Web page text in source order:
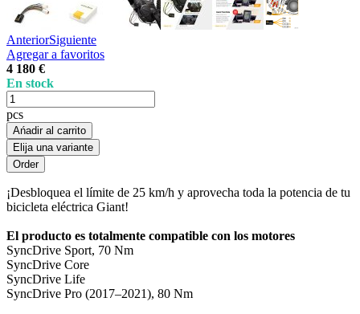
AnteriorSiguiente
Agregar a favoritos
4 180 €
En stock
pcs
Ańadir al carrito
Elija una variante
¡Desbloquea el límite de 25 km/h y aprovecha toda la potencia de tu
bicicleta eléctrica Giant!
El producto es totalmente compatible con los motores
SyncDrive Sport, 70 Nm
SyncDrive Core
SyncDrive Life
SyncDrive Pro (2017–2021), 80 Nm